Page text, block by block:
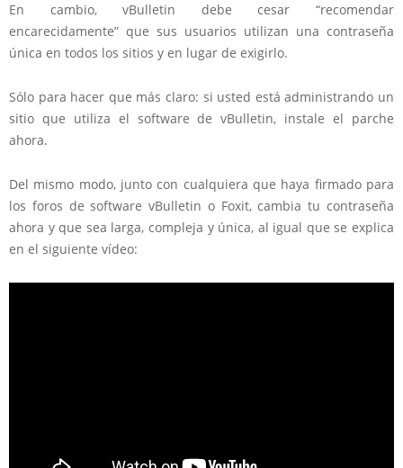
En cambio, vBulletin debe cesar “recomendar
encarecidamente” que sus usuarios utilizan una contraseña
única en todos los sitios y en lugar de exigirlo.
Sólo para hacer que más claro: si usted está administrando un
sitio que utiliza el software de vBulletin, instale el parche
ahora.
Del mismo modo, junto con cualquiera que haya firmado para
los foros de software vBulletin o Foxit, cambia tu contraseña
ahora y que sea larga, compleja y única, al igual que se explica
en el siguiente vídeo: